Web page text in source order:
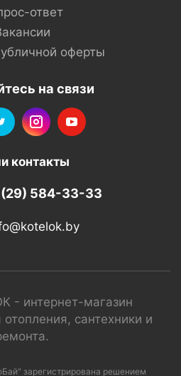
ответ
оферты
на связи
контакты
584-33-33
- интернет-магазин
сантехники и
зарегистрирована решением